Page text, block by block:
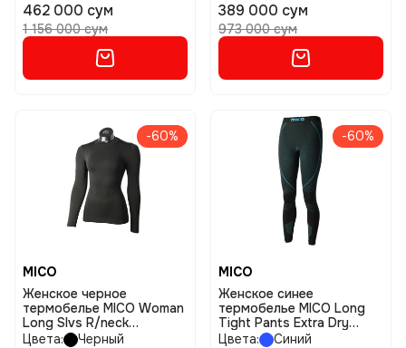
462 000 сум
1 156 000 сум
389 000 сум
973 000 сум
-60%
MICO
Женское черное
термобелье MICO Woman
Long Slvs R/neck
Shirtextra Dry размер iv
Цвета:
Черный
-60%
MICO
Женское синее
термобелье MICO Long
Tight Pants Extra Dry
Skintech размер iv
Цвета:
Синий